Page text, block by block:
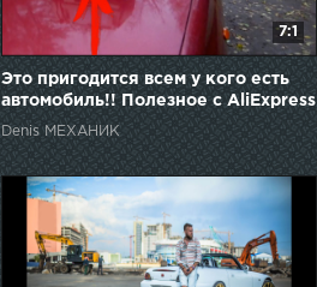
7:1
Это пригодится всем у кого есть
автомобиль!! Полезное с AliExpress
Denis МЕХАНИК